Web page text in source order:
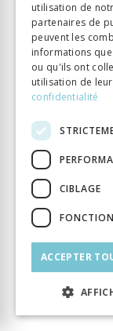
INFORMATION
Auteur
Éditeur
Langue
Collection
Nombre de pages
Parution
Type de livre
utilisation de
partenaires de
peuvent les
informations
ou qu'ils ont
utilisation de
confidentialité
CIBLAGE
ACCEPTER